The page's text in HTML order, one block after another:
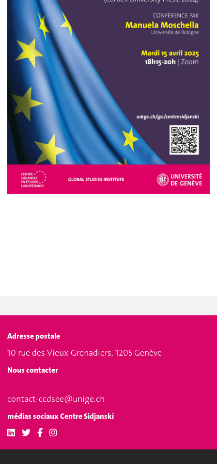
Adresse postale
10 rue des Vieux-Grenadiers, 1205 Genève
Nous contacter
contact-ccdsee@unige.ch
médias sociaux Centre Sidjanski